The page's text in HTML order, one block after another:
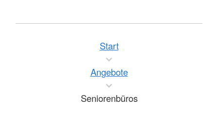
Start
Angebote
Seniorenbüros